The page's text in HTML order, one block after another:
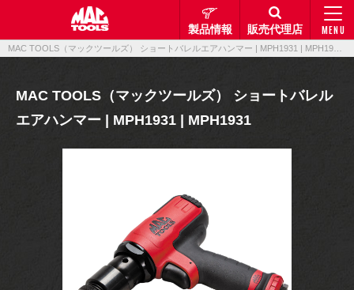
MENU
製品情報 販売代理店
MAC TOOLS（マックツールズ） ショートバレル
エアハンマー | MPH1931 | MPH1931